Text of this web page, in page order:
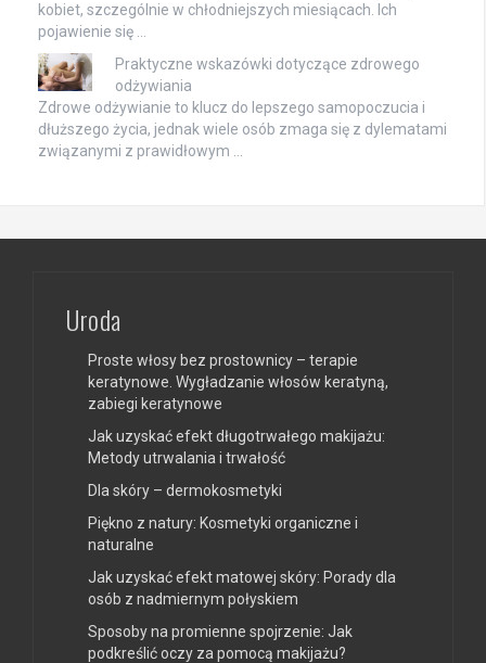
kobiet, szczególnie w chłodniejszych miesiącach. Ich
pojawienie się …
Praktyczne wskazówki dotyczące zdrowego
odżywiania
Zdrowe odżywianie to klucz do lepszego samopoczucia i
dłuższego życia, jednak wiele osób zmaga się z dylematami
związanymi z prawidłowym …
Uroda
Proste włosy bez prostownicy – terapie
keratynowe. Wygładzanie włosów keratyną,
zabiegi keratynowe
Jak uzyskać efekt długotrwałego makijażu:
Metody utrwalania i trwałość
Dla skóry – dermokosmetyki
Piękno z natury: Kosmetyki organiczne i
naturalne
Jak uzyskać efekt matowej skóry: Porady dla
osób z nadmiernym połyskiem
Sposoby na promienne spojrzenie: Jak
podkreślić oczy za pomocą makijażu?